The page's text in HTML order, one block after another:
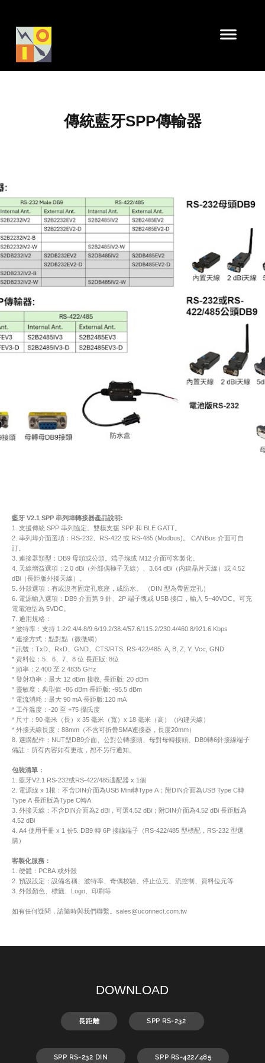
傳統藍牙SPP傳輸器
藍牙 V2.1 SPP 串列埠轉接器產品說明:
1. 支援傳統 SPP 串列協定。雙模支援 SPP 和 BLE GATT。
2. 串列埠介面選項：RS-232、RS-422 或 RS-485 (Modbus)。 CANBus 介面可自
訂。
3. 連接器類型：DB9 母頭或公頭。端子塊或 M12 介面可客製化。
4. 天線增益選項：2.0 dBi（外部偶極子天線）、3.64 dBi（內建晶片天線）或 4.52
dBi（長距版外接天線）。
5. 外殼選項：有或沒有固定孔底座，或防水。 （DIN 型為帶固定孔）
6. 電源輸入選項：DB9 介面第 9 針、2P 端子塊或 USB 接口，輸入 5~40VDC。可充
電電池型為 5VDC。
7. 通用規格：
* 波特率：支持 1.2/2.4/4.8/9.6/19.2/38.4/57.6/115.2/230.4/460.8/921.6 Kbps
* 連接方式：點對點（微微網）
* 訊號：TxD、RxD、GND、CTS/RTS, RS-422/485: A, B, Z, Y, Vcc, GND
* 資料位：5、6、7、8 位 長距版: 8位
* 頻率：2.400 至 2.4835 GHz
* 發射功率：最大 12 dBm 接收, 長距版: 20 dBm
* 靈敏度：典型值 -86 dBm 長距版: -95.5 dBm
* 電流消耗：最大 90 mA 長距版:120 mA
* 工作溫度：-20 至 +75 攝氏度
* 尺寸：90 毫米（長）x 35 毫米（寬）x 18 毫米（高）（內建天線）
* 外接天線長度：88mm（不含可折疊SMA連接器，長度20mm）
8. 選購配件：NUT型DB9介面、公對公轉接頭、母對母轉接頭、DB9轉6針接線端子
備註：所有內容如有更改，恕不另行通知。
包裝清單：
1. 藍牙V2.1 RS-232或RS-422/485適配器 x 1個
2. 電源線 x 1根：不含DIN介面為USB Mini轉Type A；附DIN介面為USB Type C轉
Type A 長距版為Type C轉A
3. 外接天線：不含DIN介面為2 dBi，可選4.52 dBi；附DIN介面為4.52 dBi 長距版為
4.52 dBi
4. A4 使用手冊 x 1 份5. DB9 轉 6P 接線端子（RS-422/485 型標配，RS-232 型選
購）
客製化服務：
1. 硬體：PCBA 或外殼
2. 預設設定：設備名稱、波特率、奇偶校驗、停止位元、流控制、資料位元等
3. 外殼顏色、標籤、Logo、印刷等
如有任何疑問，請隨時與我們聯繫。sales@uconnect.com.tw
DOWNLOAD
長距離 SPP RS-232
SPP RS-232 DIN SPP RS-422/485